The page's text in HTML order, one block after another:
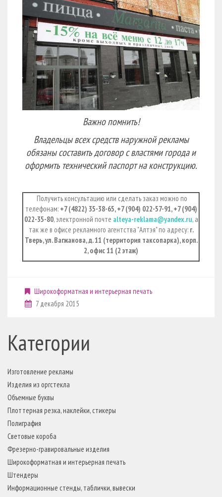
Важно помнить!
Владельцы всех средств наружной рекламы
обязаны составить договор с властями города и
оформить технический паспорт на конструкцию.
Получить консультацию или сделать заказ можно по
телефонам: +7 (4822) 35-38-65, +7 (904) 022-57-91, +7 (904)
022-35-80, электронной почте alteya-reklama@yandex.ru, а
так же в офисе рекламного агентства "Алтэя" по адресу: г.
Тверь, ул. Вагжанова, д. 11 (территория таксопарка), корп.
2, офис 11 (2 этаж)
Широкоформатная и интерьерная печать
7 декабря 2015
Категории
Изготовление рекламы
Изделия из оргстекла
Объемные буквы
Плоттерная резка, наклейки, стикеры
Полиграфия
Световые короба
Фрезерно-гравировальные изделия
Широкоформатная и интерьерная печать
Штендеры
Информационные стенды, таблички, вывески